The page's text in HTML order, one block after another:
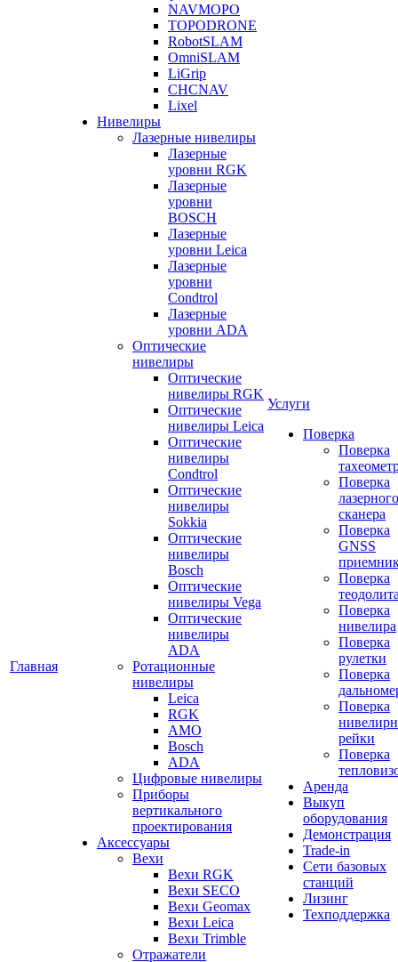
Главная
NAVMOPO
TOPODRONE
RobotSLAM
OmniSLAM
LiGrip
CHCNAV
Lixel
Нивелиры
Лазерные нивелиры
Лазерные
уровни RGK
Лазерные
уровни
BOSCH
Лазерные
уровни Leica
Лазерные
уровни
Condtrol
Лазерные
уровни ADA
Оптические
нивелиры
Оптические
нивелиры RGK
Оптические
нивелиры Leica
Оптические
нивелиры
Condtrol
Оптические
нивелиры
Sokkia
Оптические
нивелиры
Bosch
Оптические
нивелиры Vega
Оптические
нивелиры
ADA
Ротационные
нивелиры
Leica
RGK
AMO
Bosch
ADA
Цифровые нивелиры
Приборы
вертикального
проектирования
Аксессуары
Вехи
Вехи RGK
Вехи SECO
Вехи Geomax
Вехи Leica
Вехи Trimble
Отражатели
Услуги
Поверка
Поверка
Поверка
лазерного
сканера
Поверка
GNSS
Поверка
Поверка
нивелира
Поверка
рулетки
Поверка
Поверка
рейки
Поверка
Аренда
Выкуп
оборудования
Демонстрация
Trade-in
Сети базовых
станций
Лизинг
Техподдержка